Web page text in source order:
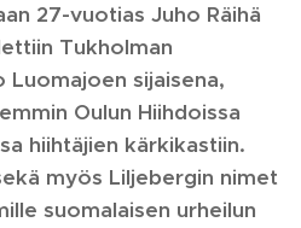
27-vuotias Juho Räihä
Tukholman
Luomajoen sijaisena,
Oulun Hiihdoissa
hiihtäjien kärkikastiin.
myös Liljebergin nimet
suomalaisen urheilun